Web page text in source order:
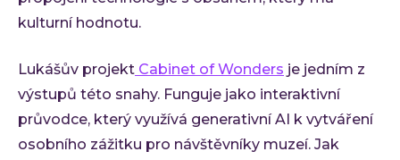
kulturní hodnotu.
Lukášův projekt Cabinet of Wonders je jedním z
výstupů této snahy. Funguje jako interaktivní
průvodce, který využívá generativní AI k vytváření
osobního zážitku pro návštěvníky muzeí. Jak